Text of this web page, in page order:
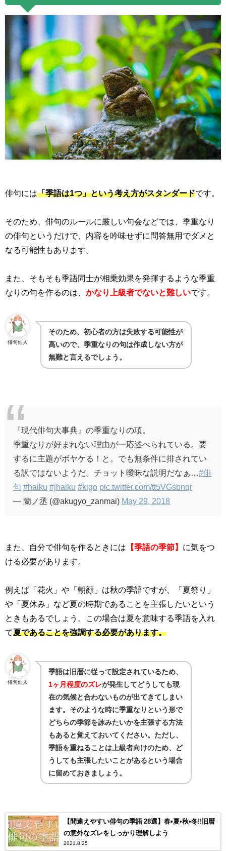
俳句には「季語は1つ」という考え方がスタンダードです。
そのため、俳句のルールに厳しい句会などでは、季重なり
の俳句というだけで、内容を吟味せずに問答無用でダメと
なる可能性もあります。
また、そもそも季語同士が相乗効果を発揮するような季重
なりの句を作るのは、 かなり上級者でないと難しいです。
俳句仙人
そのため、初心者の方は失敗する可能性が
高いので、季重なりの句は作成しない方が
無難と言えるでしょう。
『現代俳句大事典』の季重なりの項。
季重なりが好まれない理由が一応述べられている。要
するに主題がボヤケる！と。でも無条件に排されてい
る訳ではないようだ。チョット曖昧な説明だなぁ… #俳
句 #haiku #jhaiku #kigo pic.twitter.com/tt5VGsbnqr
— 蘭ノ丞 (@akugyo_zanmai) May 29, 2018
また、自分で俳句を作るときには 【季語の季節】 に気をつ
ける必要があります。
例えば「花火」や「朝顔」は秋の季語ですが、「夏祭り」
や「夏休み」など夏の時期であることを主張したいという
ときもあるでしょう。この場合は夏を意味する季語を入れ
て夏であることを強調する必要があります。
俳句仙人
季語は旧暦に従って設定されているため、
1ヶ月程度のズレが発生してどうしても現
在の気候と合わないものが出てきてしまい
ます。そのような時に季重なりという形で
どちらの季節を詠みたいかを主張する方法
もあると覚えておいてください。ただし、
季語を重ねることは上級者向けのため、ど
うしても主張したいことがあるという場合
に留めておきましょう。
【間違えやすい俳句の季語 28選】春•夏•秋•冬!!旧暦
の意外なズレをしっかり理解しよう
2021.8.25